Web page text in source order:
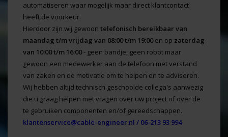
automatiseren waar mogelijk maar direct klantcontact
heeft de voorkeur.
Hierdoor zijn wij gewoon telefonisch bereikbaar van
maandag t/m vrijdag van 08:00 t/m 19:00en op zaterdag
van 10:00 t/m 16:00- geen bandje, geen robot maar
gewoon een medewerker aan de telefoon met verstand
van zaken en de motivatie om te helpen en te adviseren.
Wij hebben altijd technisch geschoolde collega's aanwezig
die u graag helpen met vragen over uw project of over de
te gebruiken componenten en/of gereedschappen.
klantenservice@cable-engineer.nl / 06-213 93 994